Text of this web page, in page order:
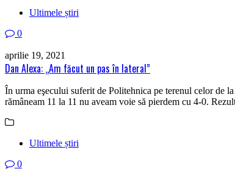
Ultimele știri
0
aprilie 19, 2021
Dan Alexa: „Am făcut un pas în lateral”
În urma eşecului suferit de Politehnica pe terenul celor de
rămâneam 11 la 11 nu aveam voie să pierdem cu 4-0.
Ultimele știri
0